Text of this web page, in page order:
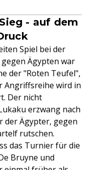
- auf dem
Spiel bei der
Ägypten war
der "Roten Teufel",
Angriffsreihe wird in
Der nicht
erzwang nach
der Ägypter, gegen
rutschen.
das Turnier für die
Bruyne und